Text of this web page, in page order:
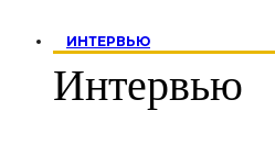
ИНТЕРВЬЮ
Интервью